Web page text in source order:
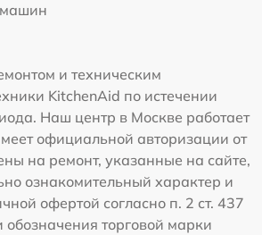
машин
и техническим
KitchenAid по истечении
Наш центр в Москве работает
официальной авторизации от
на ремонт, указанные на сайте,
ознакомительный характер и
офертой согласно п. 2 ст. 437
торговой марки